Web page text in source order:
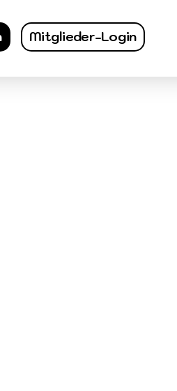
Mitglieder-Login